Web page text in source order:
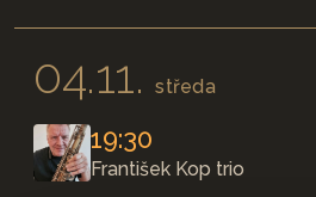
04.11.středa
19:30
František Kop trio